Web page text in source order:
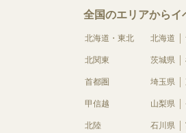
全国のエリアからイ
北海道・東北 北海道
北関東 茨城県
首都圏 埼玉県
甲信越 山梨県
北陸 石川県